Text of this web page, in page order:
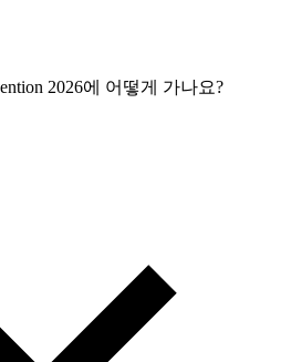
2026에 어떻게 가나요?